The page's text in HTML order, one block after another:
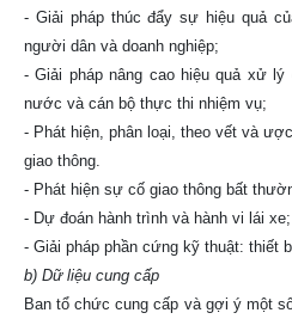
- Giải pháp thúc đẩy sự hiệu quả
người dân và doanh nghiệp;
- Giải pháp nâng cao hiệu quả xử
nước và cán bộ thực thi nhiệm vụ;
- Phát hiện, phân loại, theo vết và
giao thông.
- Phát hiện sự cố giao thông bất
- Dự đoán hành trình và hành vi lái xe;
- Giải pháp phần cứng kỹ thuật: thiết
b) Dữ liệu cung cấp
Ban tổ chức cung cấp và gợi ý một